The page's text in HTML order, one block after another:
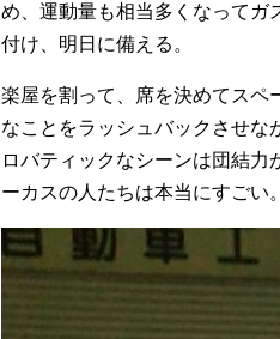
め、運動量も相当多くなってガ
付け、明日に備える。
楽屋を割って、席を決めてスペ
なことをラッシュバックさせな
ロバティックなシーンは団結
ーカスの人たちは本当にすごい。